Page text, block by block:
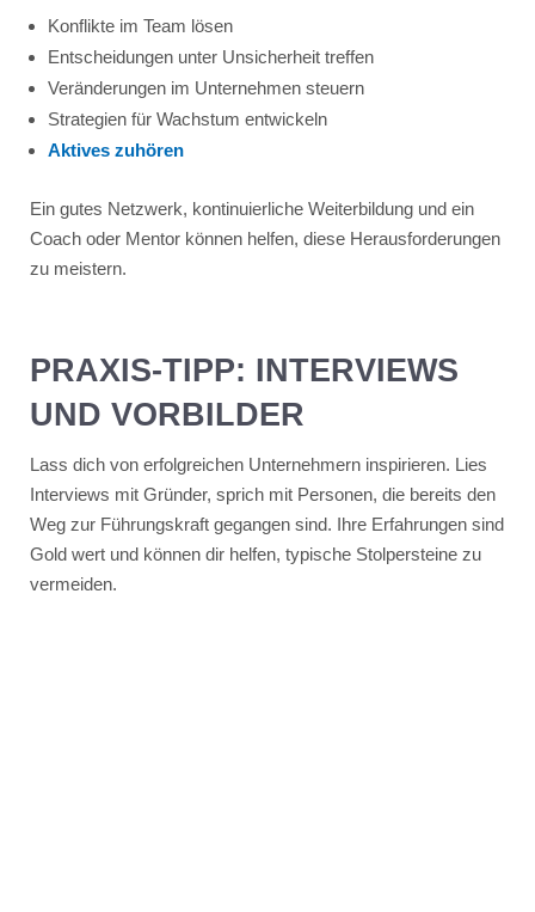
Konflikte im Team lösen
Entscheidungen unter Unsicherheit treffen
Veränderungen im Unternehmen steuern
Strategien für Wachstum entwickeln
Aktives zuhören
Ein gutes Netzwerk, kontinuierliche Weiterbildung und ein
Coach oder Mentor können helfen, diese Herausforderungen
zu meistern.
PRAXIS-TIPP: INTERVIEWS
UND VORBILDER
Lass dich von erfolgreichen Unternehmern inspirieren. Lies
Interviews mit Gründer, sprich mit Personen, die bereits den
Weg zur Führungskraft gegangen sind. Ihre Erfahrungen sind
Gold wert und können dir helfen, typische Stolpersteine zu
vermeiden.